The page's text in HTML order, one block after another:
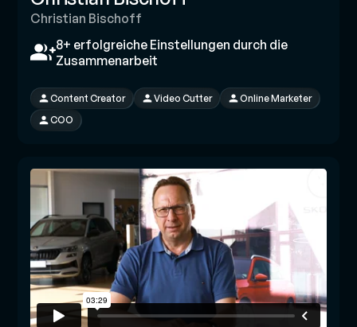
Christian Bischoff
8+ erfolgreiche Einstellungen durch die
Zusammenarbeit
Content Creator Video Cutter
Online Marketer
COO